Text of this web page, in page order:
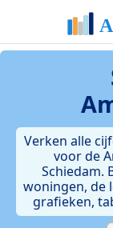
Verken alle
voor de
Schiedam.
woningen, de
grafieken,